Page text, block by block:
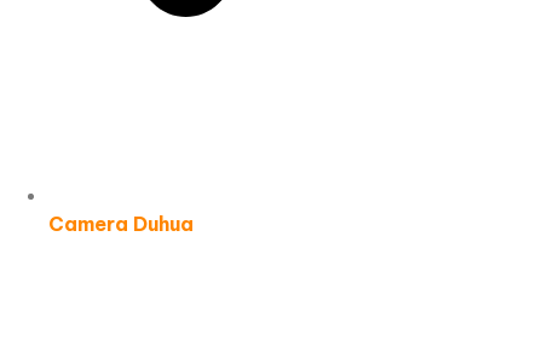
Camera Duhua